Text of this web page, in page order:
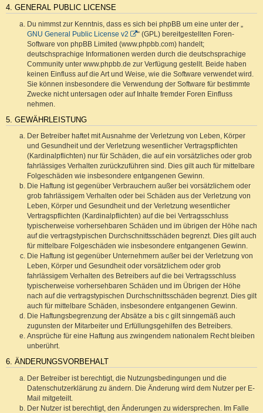
4. GENERAL PUBLIC LICENSE
Du nimmst zur Kenntnis, dass es sich bei phpBB um eine unter der „
GNU General Public License v2
“ (GPL) bereitgestellten Foren-
Software von phpBB Limited (www.phpbb.com) handelt;
deutschsprachige Informationen werden durch die deutschsprachige
Community unter www.phpbb.de zur Verfügung gestellt. Beide haben
keinen Einfluss auf die Art und Weise, wie die Software verwendet wird.
Sie können insbesondere die Verwendung der Software für bestimmte
Zwecke nicht untersagen oder auf Inhalte fremder Foren Einfluss
nehmen.
5. GEWÄHRLEISTUNG
Der Betreiber haftet mit Ausnahme der Verletzung von Leben, Körper
und Gesundheit und der Verletzung wesentlicher Vertragspflichten
(Kardinalpflichten) nur für Schäden, die auf ein vorsätzliches oder grob
fahrlässiges Verhalten zurückzuführen sind. Dies gilt auch für mittelbare
Folgeschäden wie insbesondere entgangenen Gewinn.
Die Haftung ist gegenüber Verbrauchern außer bei vorsätzlichem oder
grob fahrlässigem Verhalten oder bei Schäden aus der Verletzung von
Leben, Körper und Gesundheit und der Verletzung wesentlicher
Vertragspflichten (Kardinalpflichten) auf die bei Vertragsschluss
typischerweise vorhersehbaren Schäden und im übrigen der Höhe nach
auf die vertragstypischen Durchschnittsschäden begrenzt. Dies gilt auch
für mittelbare Folgeschäden wie insbesondere entgangenen Gewinn.
Die Haftung ist gegenüber Unternehmern außer bei der Verletzung von
Leben, Körper und Gesundheit oder vorsätzlichem oder grob
fahrlässigem Verhalten des Betreibers auf die bei Vertragsschluss
typischerweise vorhersehbaren Schäden und im Übrigen der Höhe
nach auf die vertragstypischen Durchschnittsschäden begrenzt. Dies gilt
auch für mittelbare Schäden, insbesondere entgangenen Gewinn.
Die Haftungsbegrenzung der Absätze a bis c gilt sinngemäß auch
zugunsten der Mitarbeiter und Erfüllungsgehilfen des Betreibers.
Ansprüche für eine Haftung aus zwingendem nationalem Recht bleiben
unberührt.
6. ÄNDERUNGSVORBEHALT
Der Betreiber ist berechtigt, die Nutzungsbedingungen und die
Datenschutzerklärung zu ändern. Die Änderung wird dem Nutzer per E-
Mail mitgeteilt.
Der Nutzer ist berechtigt, den Änderungen zu widersprechen. Im Falle